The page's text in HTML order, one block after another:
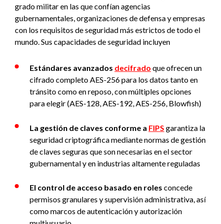
grado militar en las que confían agencias
gubernamentales, organizaciones de defensa y empresas
con los requisitos de seguridad más estrictos de todo el
mundo. Sus capacidades de seguridad incluyen
Estándares avanzados decifrado que ofrecen un
cifrado completo AES-256 para los datos tanto en
tránsito como en reposo, con múltiples opciones
para elegir (AES-128, AES-192, AES-256, Blowfish)
La gestión de claves conforme a FIPS garantiza la
seguridad criptográfica mediante normas de gestión
de claves seguras que son necesarias en el sector
gubernamental y en industrias altamente reguladas
El control de acceso basado en roles concede
permisos granulares y supervisión administrativa, así
como marcos de autenticación y autorización